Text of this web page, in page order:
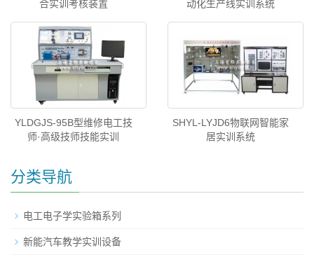
合实训考核装置
动化生产线实训系统
YLDGJS-95B型维修电工技
师·高级技师技能实训
SHYL-LYJD6物联网智能家
居实训系统
分类导航
电工电子学实验箱系列
新能汽车教学实训设备